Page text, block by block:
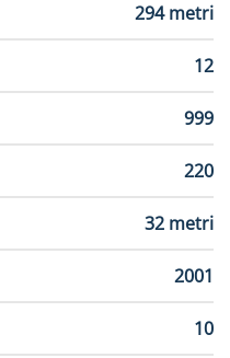
294 metri
12
999
220
32 metri
2001
10